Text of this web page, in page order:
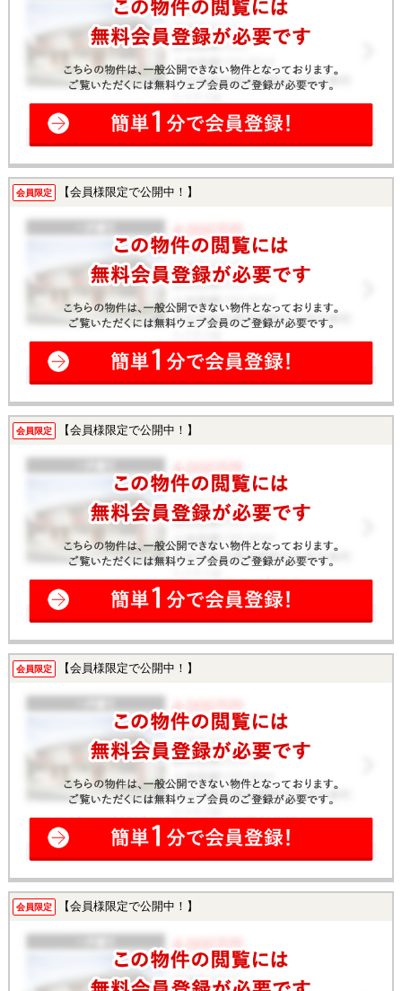
会員限定 【会員様限定で公開中！】
会員限定 【会員様限定で公開中！】
会員限定 【会員様限定で公開中！】
会員限定 【会員様限定で公開中！】